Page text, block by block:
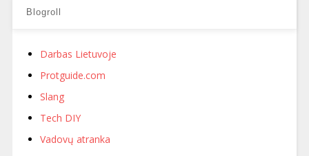
Blogroll
Darbas Lietuvoje
Protguide.com
Slang
Tech DIY
Vadovų atranka